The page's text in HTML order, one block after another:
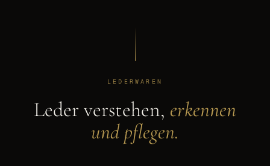
LEDERWAREN
Leder verstehen, erkennen
und pflegen.